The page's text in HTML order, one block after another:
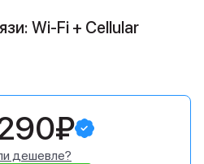
Wi-Fi + Cellular
дешевле?